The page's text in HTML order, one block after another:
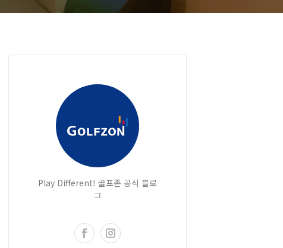
Play Different! 골프존 공식 블로
그